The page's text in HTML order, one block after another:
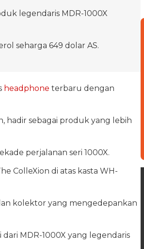
legendaris MDR-1000X
seharga 649 dolar AS.
headphone terbaru dengan
hadir sebagai produk yang lebih
perjalanan seri 1000X.
ColleXion di atas kasta WH-
kolektor yang mengedepankan
MDR-1000X yang legendaris